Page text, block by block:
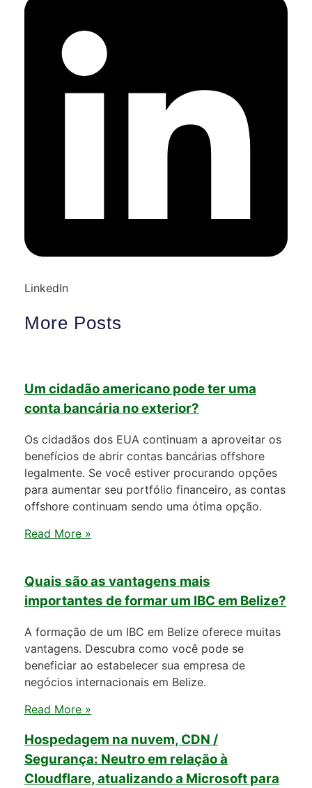
LinkedIn
More Posts
Um cidadão americano pode ter uma
conta bancária no exterior?
Os cidadãos dos EUA continuam a aproveitar os
benefícios de abrir contas bancárias offshore
legalmente. Se você estiver procurando opções
para aumentar seu portfólio financeiro, as contas
offshore continuam sendo uma ótima opção.
Read More »
Quais são as vantagens mais
importantes de formar um IBC em Belize?
A formação de um IBC em Belize oferece muitas
vantagens. Descubra como você pode se
beneficiar ao estabelecer sua empresa de
negócios internacionais em Belize.
Read More »
Hospedagem na nuvem, CDN /
Segurança: Neutro em relação à
Cloudflare, atualizando a Microsoft para